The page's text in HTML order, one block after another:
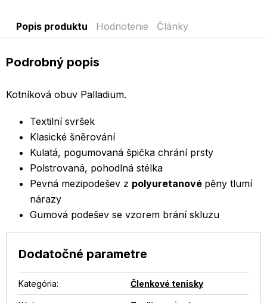
Popis produktu Hodnotenie Články
Podrobný popis
Kotníková obuv Palladium.
Textilní svršek
Klasické šněrování
Kulatá, pogumovaná špička chrání prsty
Polstrovaná, pohodlná stélka
Pevná mezipodešev z polyuretanové pěny tlumí
nárazy
Gumová podešev se vzorem brání skluzu
Dodatočné parametre
Kategória: Členkové tenisky